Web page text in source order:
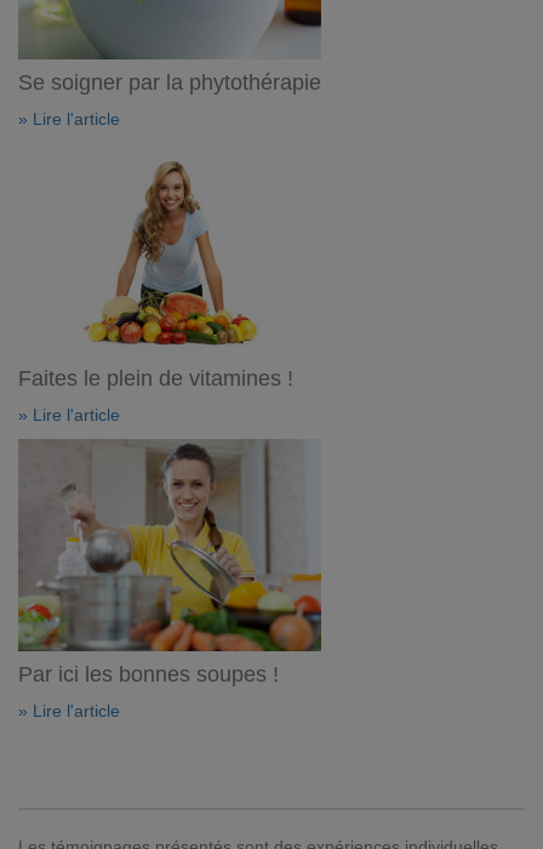
Se soigner par la phytothérapie
» Lire l'article
Faites le plein de vitamines !
» Lire l'article
Par ici les bonnes soupes !
» Lire l'article